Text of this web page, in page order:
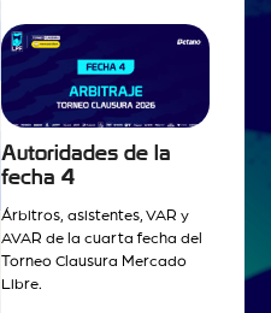
Autoridades de la
fecha 4
Árbitros, asistentes, VAR y
AVAR de la cuarta fecha del
Torneo Clausura Mercado
Libre.